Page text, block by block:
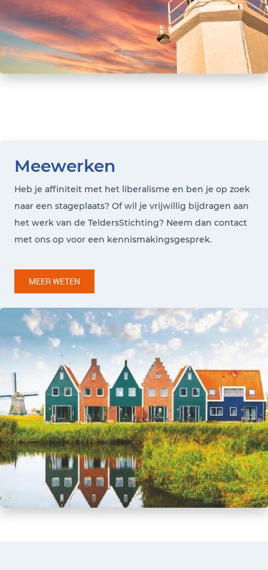
Meewerken
Heb je affiniteit met het liberalisme en ben je op zoek
naar een stageplaats? Of wil je vrijwillig bijdragen aan
het werk van de TeldersStichting? Neem dan contact
met ons op voor een kennismakingsgesprek.
MEER WETEN